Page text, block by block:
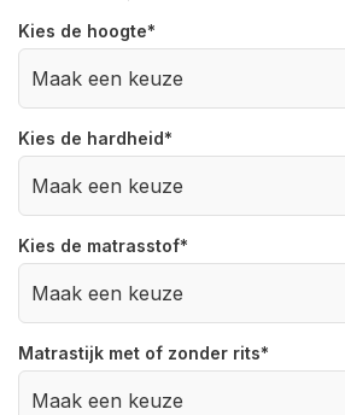
Kies de hoogte*
Kies de hardheid*
Kies de matrasstof*
Matrastijk met of zonder rits*